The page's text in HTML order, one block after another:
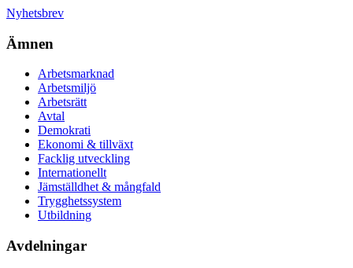
Nyhetsbrev
Ämnen
Arbetsmarknad
Arbetsmiljö
Arbetsrätt
Avtal
Demokrati
Ekonomi & tillväxt
Facklig utveckling
Internationellt
Jämställdhet & mångfald
Trygghetssystem
Utbildning
Avdelningar